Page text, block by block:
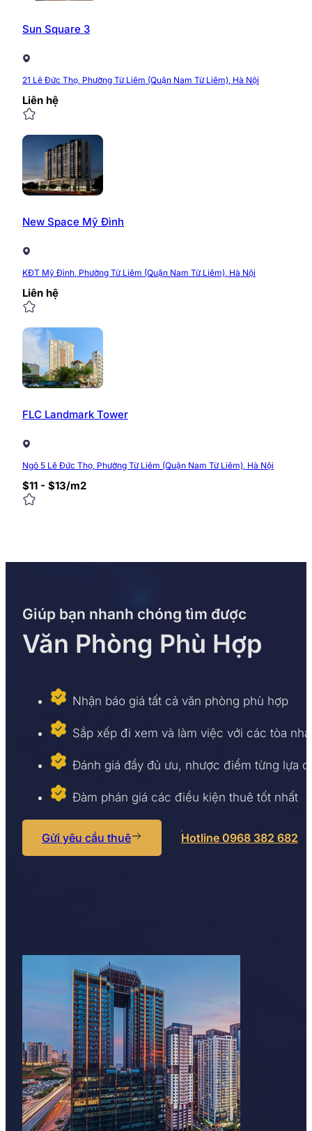
Sun Square 3
21 Lê Đức Thọ, Phường Từ Liêm (Quận Nam Từ Liêm), Hà Nội
Liên hệ
New Space Mỹ Đình
KĐT Mỹ Đình, Phường Từ Liêm (Quận Nam Từ Liêm), Hà Nội
Liên hệ
FLC Landmark Tower
Ngõ 5 Lê Đức Thọ, Phường Từ Liêm (Quận Nam Từ Liêm), Hà Nội
$11 - $13/m2
Giúp bạn nhanh chóng tìm được
Văn Phòng Phù Hợp
Nhận báo giá tất cả văn phòng phù hợp
Sắp xếp đi xem và làm việc với các tòa nhà
Đánh giá đầy đủ ưu, nhược điểm từng lựa
Đàm phán giá các điều kiện thuê tốt nhất
Gửi yêu cầu thuê Hotline 0968 382 682